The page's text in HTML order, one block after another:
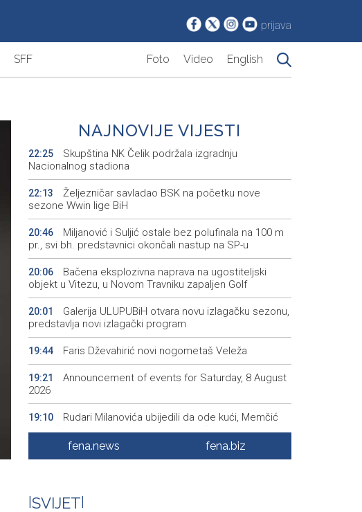
prijava
SFF Foto Video English
NAJNOVIJE VIJESTI
22:25
Skupština NK Čelik podržala izgradnju
Nacionalnog stadiona
22:13
Željezničar savladao BSK na početku nove
sezone Wwin lige BiH
20:46
Miljanović i Suljić ostale bez polufinala na 100 m
pr., svi bh. predstavnici okončali nastup na SP-u
20:06
Bačena eksplozivna naprava na ugostiteljski
objekt u Vitezu, u Novom Travniku zapaljen Golf
20:01
Galerija ULUPUBiH otvara novu izlagačku sezonu,
predstavlja novi izlagački program
19:44 Faris Dževahirić novi nogometaš Veleža
19:21
Announcement of events for Saturday, 8 August
2026
19:10
Rudari Milanovića ubijedili da ode kući, Memčić
se već ponovo vratio u jamu 'Raspotočje'
Sarajevo Film Festival presents Kinoscope and
19:00 Najave događaja za 8. 8. 2026. godine (subota)
fena.news fena.biz
SVIJET